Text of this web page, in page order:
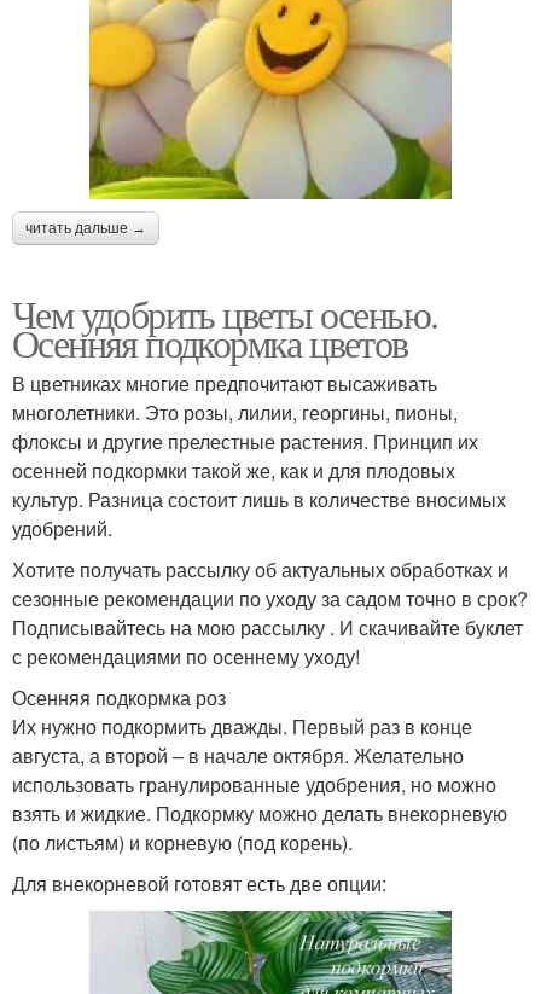
читать дальше →
Чем удобрить цветы осенью.
Осенняя подкормка цветов
В цветниках многие предпочитают высаживать
многолетники. Это розы, лилии, георгины, пионы,
флоксы и другие прелестные растения. Принцип их
осенней подкормки такой же, как и для плодовых
культур. Разница состоит лишь в количестве вносимых
удобрений.
Хотите получать рассылку об актуальных обработках и
сезонные рекомендации по уходу за садом точно в срок?
Подписывайтесь на мою рассылку . И скачивайте буклет
с рекомендациями по осеннему уходу!
Осенняя подкормка роз
Их нужно подкормить дважды. Первый раз в конце
августа, а второй – в начале октября. Желательно
использовать гранулированные удобрения, но можно
взять и жидкие. Подкормку можно делать внекорневую
(по листьям) и корневую (под корень).
Для внекорневой готовят есть две опции: